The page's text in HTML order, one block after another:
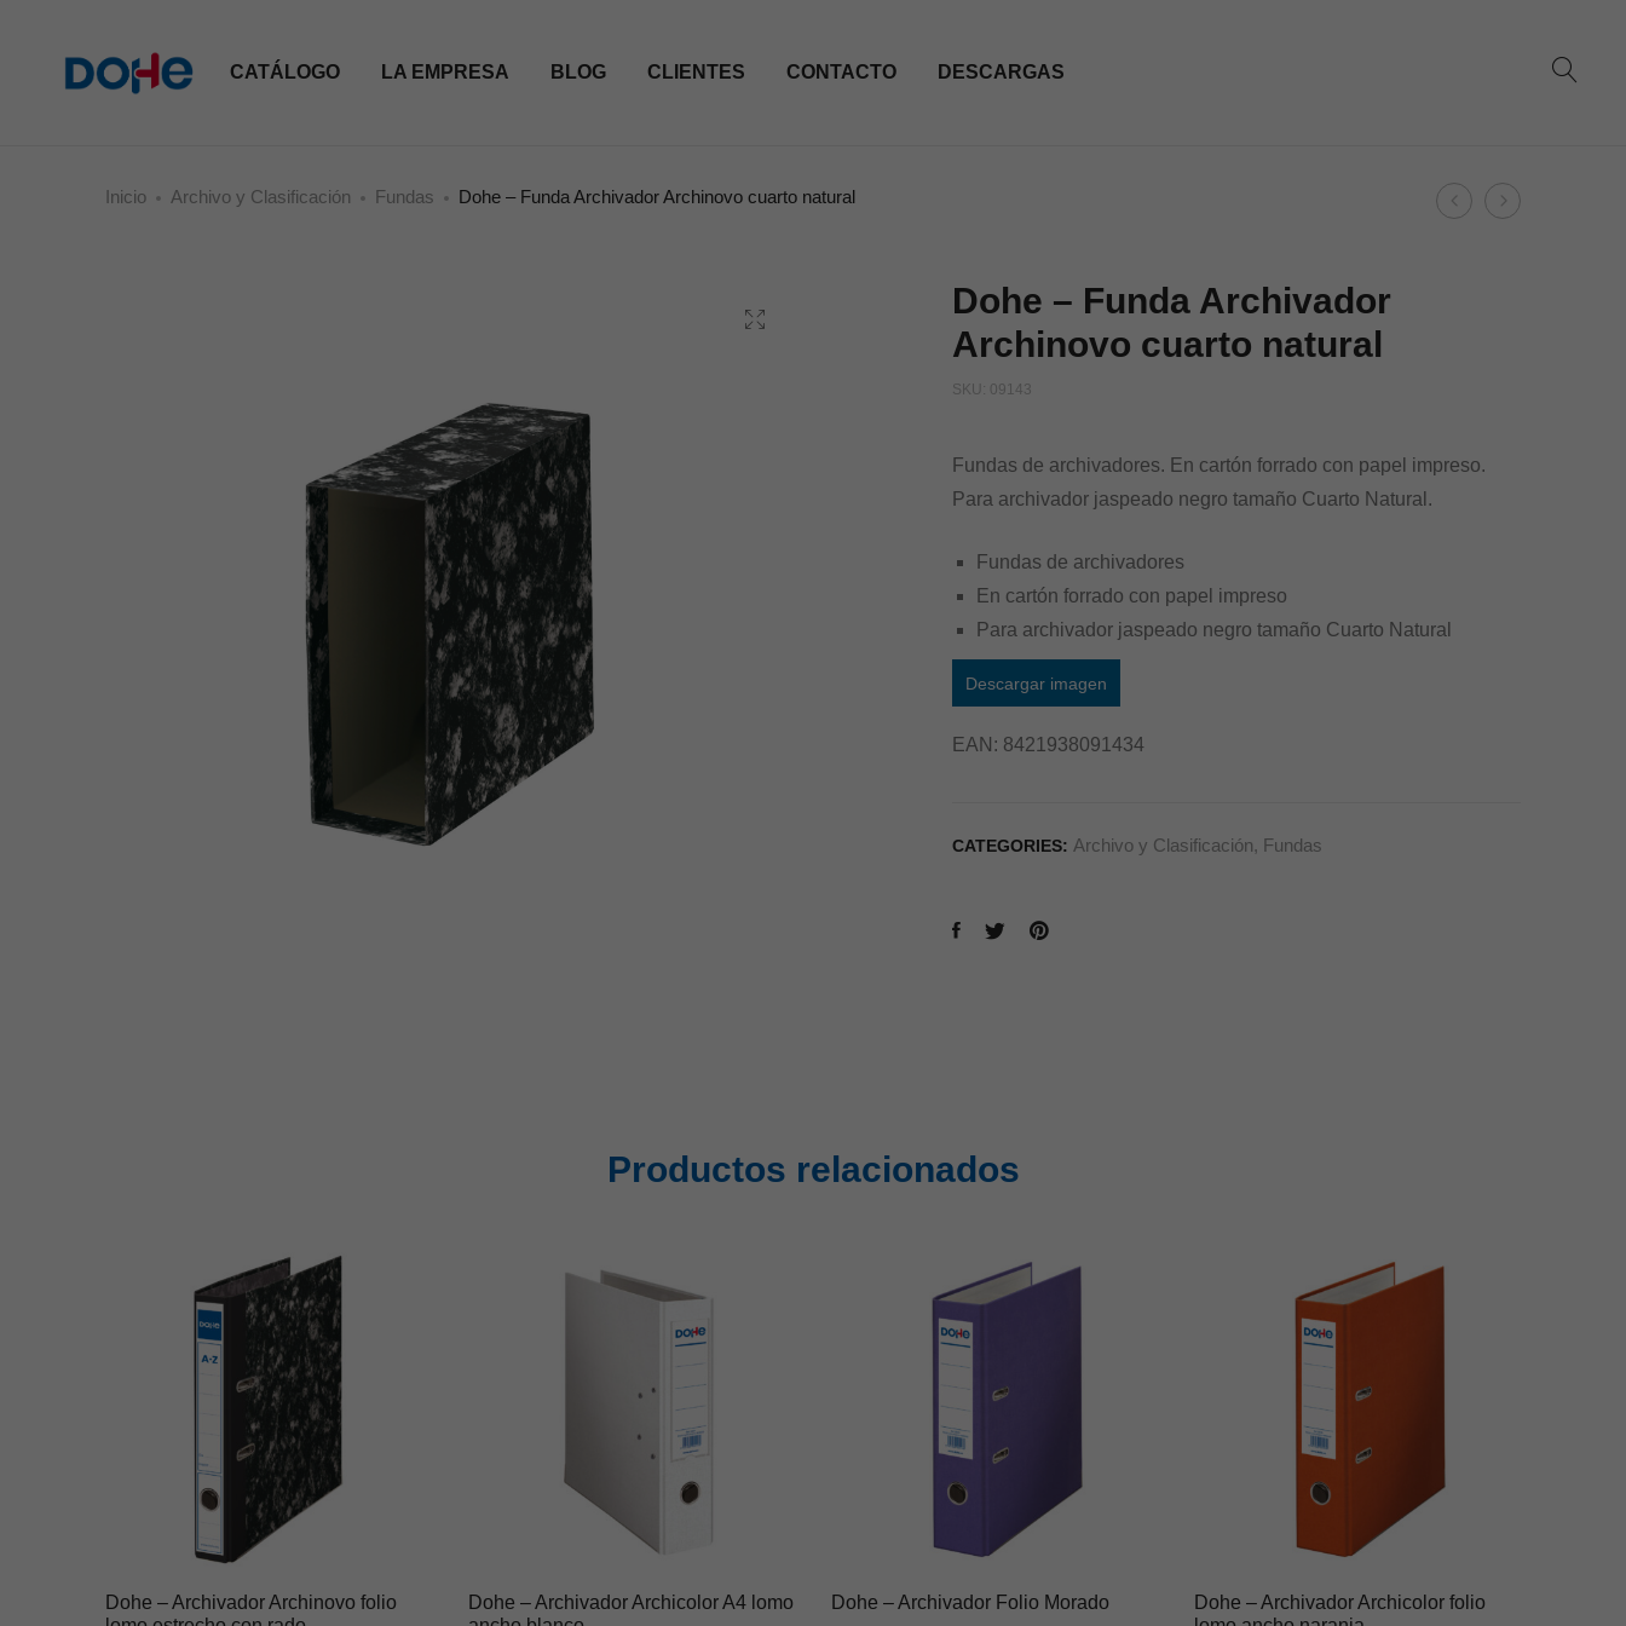
CATÁLOGO LA EMPRESA BLOG CLIENTES CONTACTO DESCARGAS
Inicio Archivo y Clasificación Fundas Dohe – Funda Archivador Archinovo cuarto natural
Product
Dohe
Dohe
Dohe – Funda Archivador
Archinovo cuarto natural
SKU: 09143
Fundas de archivadores. En cartón forrado con papel impreso.
Para archivador jaspeado negro tamaño Cuarto Natural.
Fundas de archivadores
En cartón forrado con papel impreso
Para archivador jaspeado negro tamaño Cuarto Natural
Descargar imagen
EAN: 8421938091434
CATEGORIES: Archivo y Clasificación, Fundas
Productos relacionados
Dohe – Archivador Archinovo folio
Dohe – Archivador Archicolor A4 lomo
Dohe – Archivador Folio Morado
Dohe – Archivador Archicolor folio